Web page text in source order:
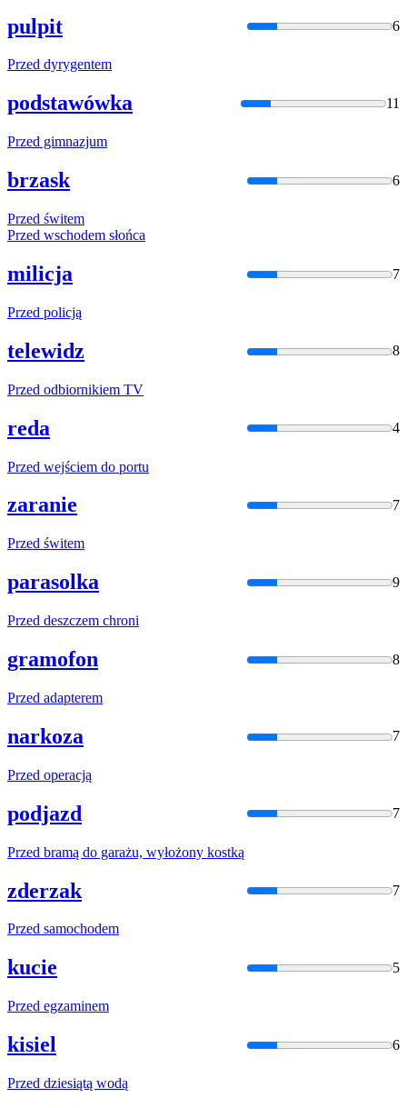
pulpit 6
Przed dyrygentem
podstawówka 11
Przed gimnazjum
brzask 6
Przed świtem
Przed wschodem słońca
milicja 7
Przed policją
telewidz 8
Przed odbiornikiem TV
reda 4
Przed wejściem do portu
zaranie 7
Przed świtem
parasolka 9
Przed deszczem chroni
gramofon 8
Przed adapterem
narkoza 7
Przed operacją
podjazd 7
Przed bramą do garażu, wyłożony kostką
zderzak 7
Przed samochodem
kucie 5
Przed egzaminem
kisiel 6
Przed dziesiątą wodą